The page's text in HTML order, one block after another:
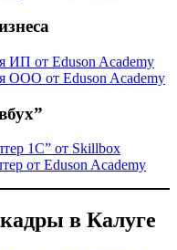
ИП от Eduson Academy
ООО от Eduson Academy
1С” от Skillbox
от Eduson Academy
в Калуге